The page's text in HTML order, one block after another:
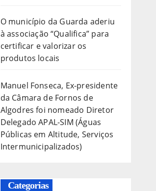
O município da Guarda aderiu
à associação “Qualifica” para
certificar e valorizar os
produtos locais
Manuel Fonseca, Ex-presidente
da Câmara de Fornos de
Algodres foi nomeado Diretor
Delegado APAL-SIM (Águas
Públicas em Altitude, Serviços
Intermunicipalizados)
Categorias